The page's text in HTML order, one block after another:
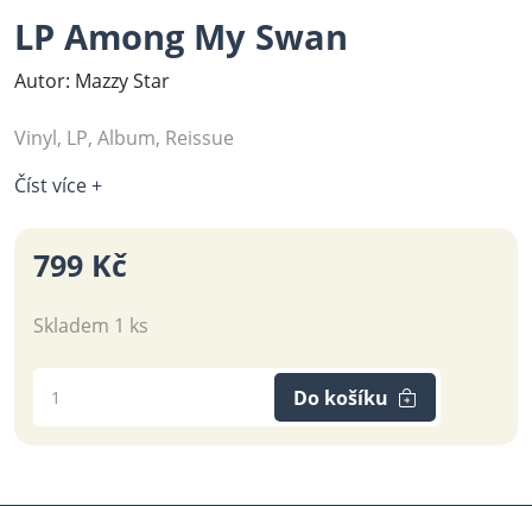
LP Among My Swan
Autor: Mazzy Star
Vinyl, LP, Album, Reissue
Číst více +
799 Kč
Skladem 1 ks
Do košíku